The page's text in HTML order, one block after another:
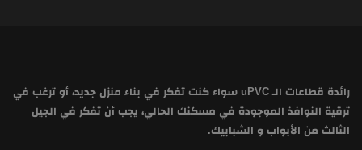
رائدة قطاعات الـ uPVC سواء كنت تفكر في بناء منزل جديد، أو ترغب في
ترقية النوافذ الموجودة في مسكنك الحالي، يجب أن تفكر في الجيل
الثالث من الأبواب و الشبابيك.